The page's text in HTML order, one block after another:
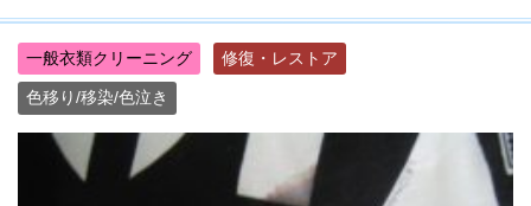
一般衣類クリーニング 修復・レストア
色移り/移染/色泣き